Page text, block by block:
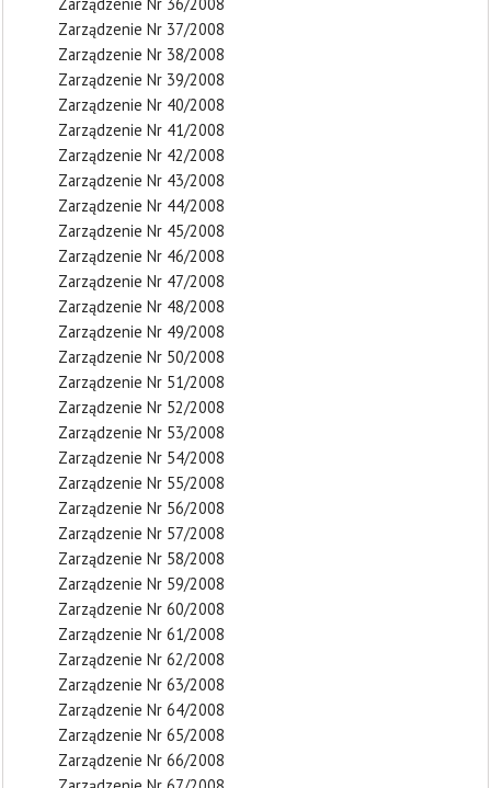
Zarządzenie Nr 37/2008
Zarządzenie Nr 38/2008
Zarządzenie Nr 39/2008
Zarządzenie Nr 40/2008
Zarządzenie Nr 41/2008
Zarządzenie Nr 42/2008
Zarządzenie Nr 43/2008
Zarządzenie Nr 44/2008
Zarządzenie Nr 45/2008
Zarządzenie Nr 46/2008
Zarządzenie Nr 47/2008
Zarządzenie Nr 48/2008
Zarządzenie Nr 49/2008
Zarządzenie Nr 50/2008
Zarządzenie Nr 51/2008
Zarządzenie Nr 52/2008
Zarządzenie Nr 53/2008
Zarządzenie Nr 54/2008
Zarządzenie Nr 55/2008
Zarządzenie Nr 56/2008
Zarządzenie Nr 57/2008
Zarządzenie Nr 58/2008
Zarządzenie Nr 59/2008
Zarządzenie Nr 60/2008
Zarządzenie Nr 61/2008
Zarządzenie Nr 62/2008
Zarządzenie Nr 63/2008
Zarządzenie Nr 64/2008
Zarządzenie Nr 65/2008
Zarządzenie Nr 66/2008